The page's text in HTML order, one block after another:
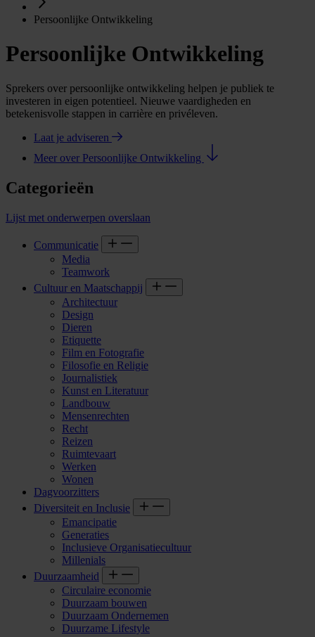
Persoonlijke Ontwikkeling
Persoonlijke Ontwikkeling
Sprekers over persoonlijke ontwikkeling helpen je publiek te
investeren in eigen potentieel. Nieuwe vaardigheden en
betekenisvolle stappen in carrière en privéleven.
Laat je adviseren
Meer over Persoonlijke Ontwikkeling
Categorieën
Lijst met onderwerpen overslaan
Communicatie
Media
Teamwork
Cultuur en Maatschappij
Architectuur
Design
Dieren
Etiquette
Film en Fotografie
Filosofie en Religie
Journalistiek
Kunst en Literatuur
Landbouw
Mensenrechten
Recht
Reizen
Ruimtevaart
Werken
Wonen
Dagvoorzitters
Diversiteit en Inclusie
Emancipatie
Generaties
Inclusieve Organisatiecultuur
Millenials
Duurzaamheid
Circulaire economie
Duurzaam bouwen
Duurzaam Ondernemen
Duurzame Lifestyle